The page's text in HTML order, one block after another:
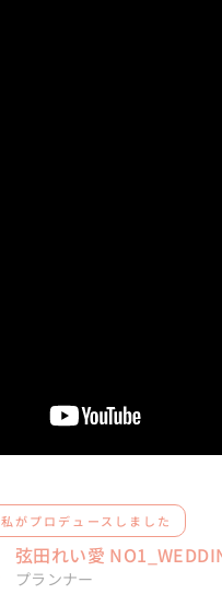
私がプロデュースしました
弦田れい愛
プランナー